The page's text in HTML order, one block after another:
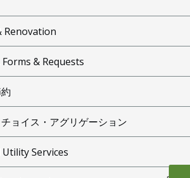
Renovation
& Requests
ョイス・アグリゲーション
Services